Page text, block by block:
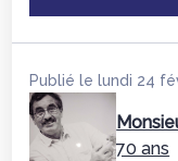
Publié le lundi 24
70 ans